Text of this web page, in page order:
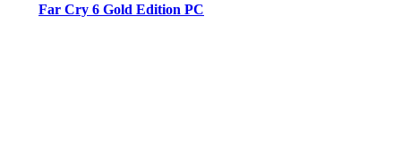
Far Cry 6 Gold Edition PC